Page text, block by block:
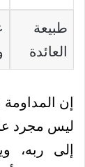
طبيعة
العائدة
إن
ليس مجرد
إلى ربه،